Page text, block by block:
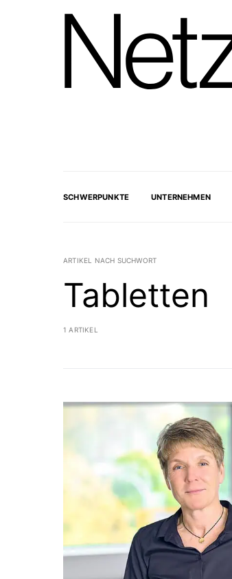
SCHWERPUNKTE UNTERNEHMEN
ARTIKEL NACH SUCHWORT
Tabletten
1 ARTIKEL